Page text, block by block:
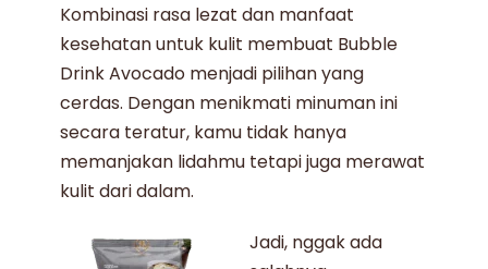
Kombinasi rasa lezat dan manfaat
kesehatan untuk kulit membuat Bubble
Drink Avocado menjadi pilihan yang
cerdas. Dengan menikmati minuman ini
secara teratur, kamu tidak hanya
memanjakan lidahmu tetapi juga merawat
kulit dari dalam.
Jadi, nggak ada